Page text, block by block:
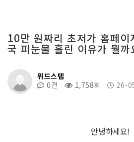
Web
Edit
10만 원짜리 초저가 홈페이
국 피눈물 흘린 이유가 뭘까
위드스텝
0건
1,758회 26-
안녕하세요!